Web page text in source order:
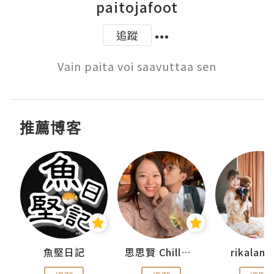
paitojafoot
追蹤
Vain paita voi saavuttaa sen
推薦博客
魚堅日記 思思賢 ChillMyBabe